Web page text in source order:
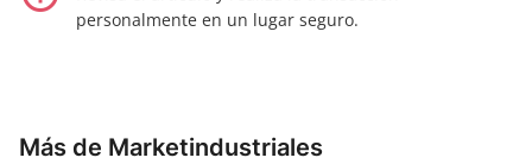
personalmente en un lugar seguro.
Más de Marketindustriales